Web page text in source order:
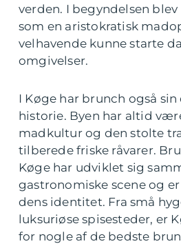
verden. I begyndelsen
som en aristokratisk
velhavende kunne starte
omgivelser.
I Køge har brunch også
historie. Byen har altid
madkultur og den stolte
tilberede friske råvarer.
Køge har udviklet sig
gastronomiske scene og
dens identitet. Fra små
luksuriøse spisesteder, er
for nogle af de bedste